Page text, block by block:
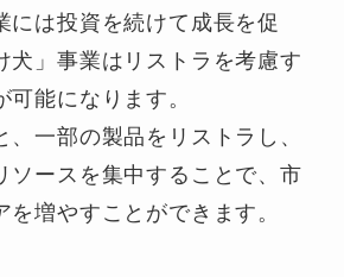
には投資を続けて成長を促
犬」事業はリストラを考慮す
能になります。
一部の製品をリストラし、
ソースを集中することで、市
増やすことができます。